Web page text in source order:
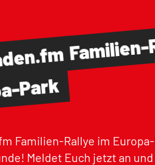
Familien-
Park
Familien-Rallye im
Meldet Euch jetzt an